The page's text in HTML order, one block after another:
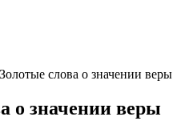
слова о значении веры
о значении веры